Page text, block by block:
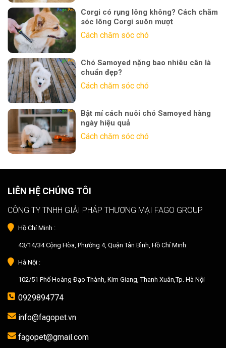
Corgi có rụng lông không? Cách chăm
sóc lông Corgi suôn mượt
Cách chăm sóc chó
Chó Samoyed nặng bao nhiêu cân là
chuẩn đẹp?
Cách chăm sóc chó
Bật mí cách nuôi chó Samoyed hàng
ngày hiệu quả
Cách chăm sóc chó
LIÊN HỆ CHÚNG TÔI
CÔNG TY TNHH GIẢI PHÁP THƯƠNG MẠI FAGO GROUP
Hồ Chí Minh :
43/14/34 Cộng Hòa, Phường 4, Quận Tân Bình, Hồ Chí Minh
Hà Nội :
102/51 Phố Hoàng Đạo Thành, Kim Giang, Thanh Xuân,Tp. Hà Nội
0929894774
info@fagopet.vn
fagopet@gmail.com